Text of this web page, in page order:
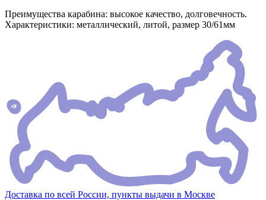
Преимущества карабина: высокое качество, долговечность.
Характеристики: металлический, литой, размер 30/61мм
Доставка по всей России, пункты выдачи в Москве